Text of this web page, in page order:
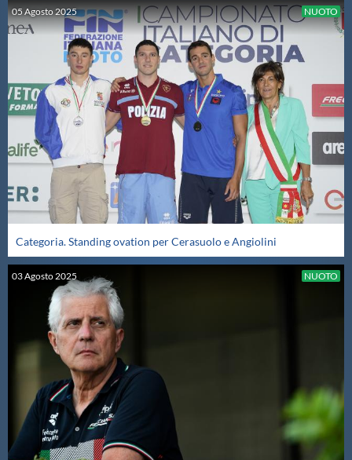
NUOTO
05 Agosto 2025
Categoria. Standing ovation per Cerasuolo e Angiolini
NUOTO
03Agosto 2025